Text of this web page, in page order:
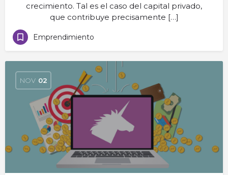
crecimiento. Tal es el caso del capital privado,
que contribuye precisamente […]
Emprendimiento
NOV 02